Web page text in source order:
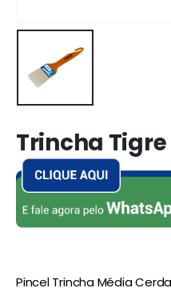
Trincha Tigre
Pincel Trincha Média